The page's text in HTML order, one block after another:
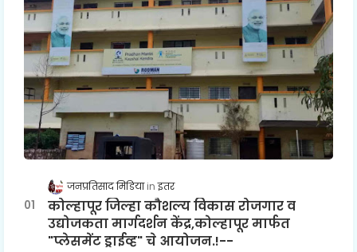
जनप्रतिसाद मिडिया इतर
कोल्हापूर जिल्हा कौशल्य विकास रोजगार व
उद्योजकता मार्गदर्शन केंद्र,कोल्हापूर मार्फत
"प्लेसमेंट ड्राईव्ह" चे आयोजन.!--